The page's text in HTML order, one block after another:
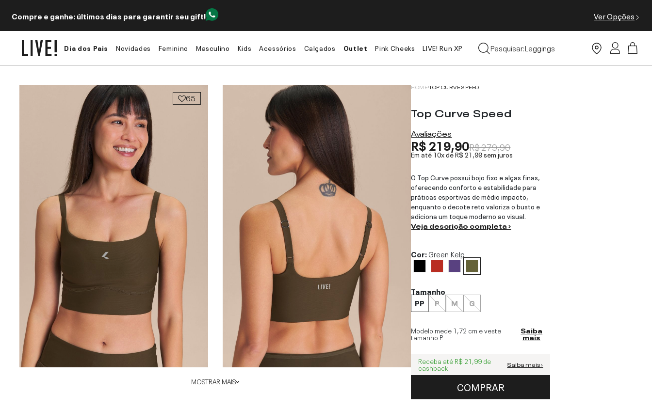
Compre e ganhe: últimos dias para garantir seu gift! Ver Opções
Dia dos Pais Novidades Feminino Masculino Kids Acessórios Calçados Outlet Pink Cheeks LIVE! Run XP
Pesquisar:
Tops
Leggings
65
MOSTRAR MAIS
HOME TOP CURVE SPEED
Top Curve Speed
Avaliações
R$ 219,90R$ 279,90
Em até 10x deR$ 21,99sem juros
O Top Curve possui bojo fixo e alças finas,
oferecendo conforto e estabilidade para
práticas esportivas de médio impacto,
enquanto o decote reto valoriza o busto e
adiciona um toque moderno ao visual.
Veja descrição completa ›
Cor:Green Kelp
Tamanho
PP
P M G
Modelo mede 1,72 cm e veste
tamanho P.
Saiba
mais
Receba até R$ 21,99 de
cashback Saiba mais ›
COMPRAR